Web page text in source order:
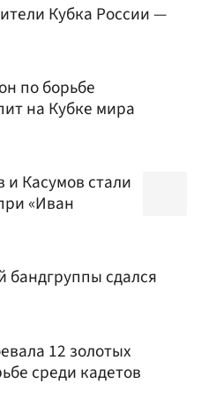
Кубка России —
по борьбе
на Кубке мира
и Касумов стали
«Иван
бандгруппы сдался
12 золотых
среди кадетов